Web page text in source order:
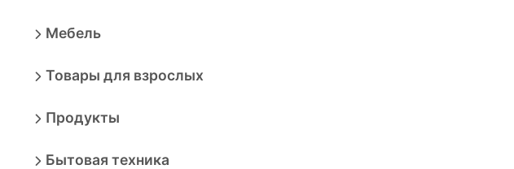
Мебель
Товары для взрослых
Продукты
Бытовая техника